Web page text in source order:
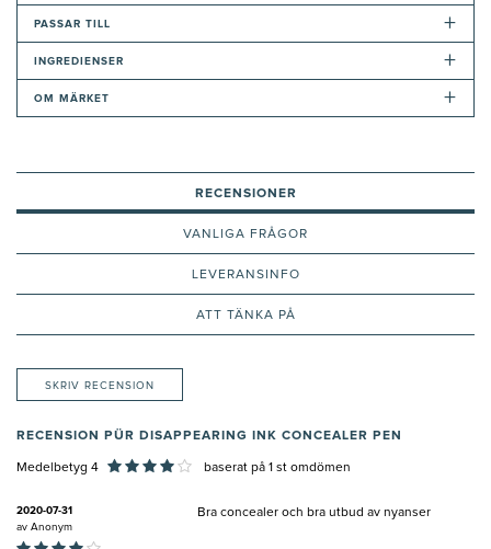
PASSAR TILL +
INGREDIENSER +
OM MÄRKET +
RECENSIONER
VANLIGA FRÅGOR
LEVERANSINFO
ATT TÄNKA PÅ
SKRIV RECENSION
RECENSION PÜR DISAPPEARING INK CONCEALER PEN
Medelbetyg 4 baserat på 1 st omdömen
2020-07-31
av Anonym
Bra concealer och bra utbud av nyanser